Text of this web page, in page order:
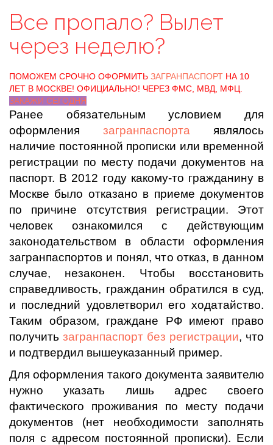
Все пропало? Вылет
через неделю?
ПОМОЖЕМ СРОЧНО ОФОРМИТЬ ЗАГРАНПАСПОРТ НА 10
ЛЕТ В МОСКВЕ! ОФИЦИАЛЬНО! ЧЕРЕЗ ФМС, МВД, МФЦ.
ЗАКАЖИ СЕГОДНЯ
Ранее обязательным условием для
оформления загранпаспорта являлось
наличие постоянной прописки или временной
регистрации по месту подачи документов на
паспорт. В 2012 году какому-то гражданину в
Москве было отказано в приеме документов
по причине отсутствия регистрации. Этот
человек ознакомился с действующим
законодательством в области оформления
загранпаспортов и понял, что отказ, в данном
случае, незаконен. Чтобы восстановить
справедливость, гражданин обратился в суд,
и последний удовлетворил его ходатайство.
Таким образом, граждане РФ имеют право
получить загранпаспорт без регистрации, что
и подтвердил вышеуказанный пример.
Для оформления такого документа заявителю
нужно указать лишь адрес своего
фактического проживания по месту подачи
документов (нет необходимости заполнять
поля с адресом постоянной прописки). Если